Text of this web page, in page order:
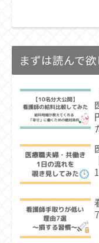
まずは読んで